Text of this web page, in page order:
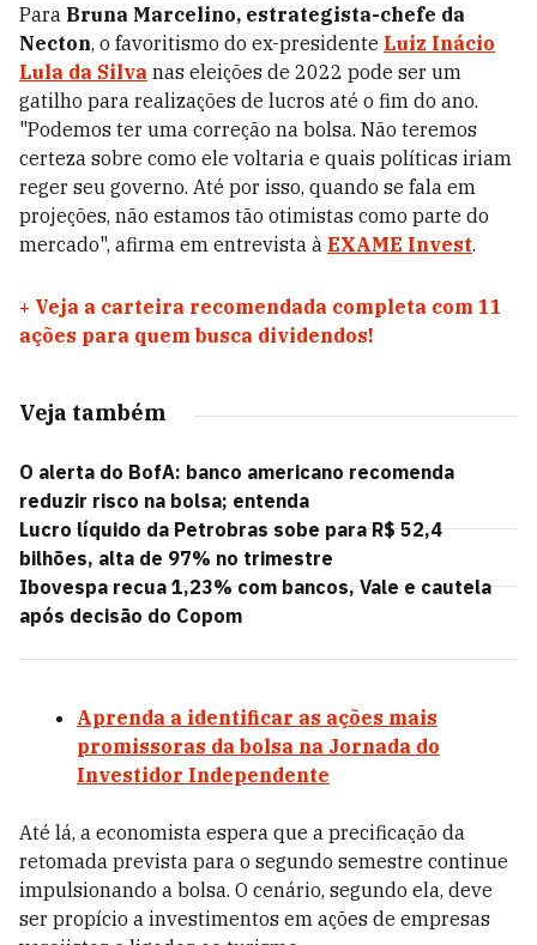
Para Bruna Marcelino, estrategista-chefe da
Necton, o favoritismo do ex-presidente Luiz Inácio
Lula da Silva nas eleições de 2022 pode ser um
gatilho para realizações de lucros até o fim do ano.
"Podemos ter uma correção na bolsa. Não teremos
certeza sobre como ele voltaria e quais políticas iriam
reger seu governo. Até por isso, quando se fala em
projeções, não estamos tão otimistas como parte do
mercado", afirma em entrevista à EXAME Invest.
+ Veja a carteira recomendada completa com 11
ações para quem busca dividendos!
Veja também
O alerta do BofA: banco americano recomenda
reduzir risco na bolsa; entenda
Lucro líquido da Petrobras sobe para R$ 52,4
bilhões, alta de 97% no trimestre
Ibovespa recua 1,23% com bancos, Vale e cautela
após decisão do Copom
Aprenda a identificar as ações mais
promissoras da bolsa na Jornada do
Investidor Independente
Até lá, a economista espera que a precificação da
retomada prevista para o segundo semestre continue
impulsionando a bolsa. O cenário, segundo ela, deve
ser propício a investimentos em ações de empresas